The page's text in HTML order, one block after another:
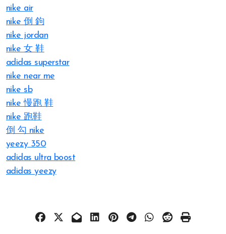
nike air
nike 倒 鉤
nike jordan
nike 女 鞋
adidas superstar
nike near me
nike sb
nike 慢跑 鞋
nike 跑鞋
倒 勾 nike
yeezy 350
adidas ultra boost
adidas yeezy